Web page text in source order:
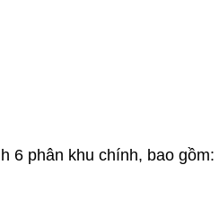
6 phân khu chính, bao gồm: